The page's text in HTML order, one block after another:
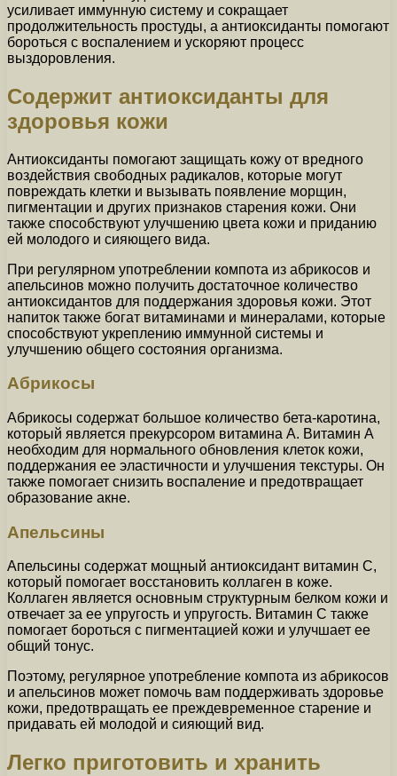
усиливает иммунную систему и сокращает
продолжительность простуды, а антиоксиданты помогают
бороться с воспалением и ускоряют процесс
выздоровления.
Содержит антиоксиданты для
здоровья кожи
Антиоксиданты помогают защищать кожу от вредного
воздействия свободных радикалов, которые могут
повреждать клетки и вызывать появление морщин,
пигментации и других признаков старения кожи. Они
также способствуют улучшению цвета кожи и приданию
ей молодого и сияющего вида.
При регулярном употреблении компота из абрикосов и
апельсинов можно получить достаточное количество
антиоксидантов для поддержания здоровья кожи. Этот
напиток также богат витаминами и минералами, которые
способствуют укреплению иммунной системы и
улучшению общего состояния организма.
Абрикосы
Абрикосы содержат большое количество бета-каротина,
который является прекурсором витамина А. Витамин А
необходим для нормального обновления клеток кожи,
поддержания ее эластичности и улучшения текстуры. Он
также помогает снизить воспаление и предотвращает
образование акне.
Апельсины
Апельсины содержат мощный антиоксидант витамин С,
который помогает восстановить коллаген в коже.
Коллаген является основным структурным белком кожи и
отвечает за ее упругость и упругость. Витамин С также
помогает бороться с пигментацией кожи и улучшает ее
общий тонус.
Поэтому, регулярное употребление компота из абрикосов
и апельсинов может помочь вам поддерживать здоровье
кожи, предотвращать ее преждевременное старение и
придавать ей молодой и сияющий вид.
Легко приготовить и хранить